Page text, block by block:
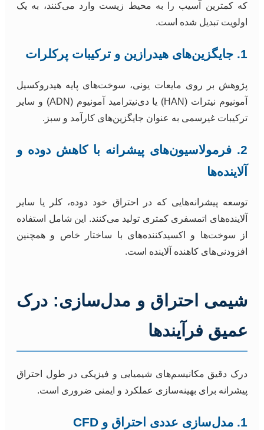
که کمترین آسیب را به محیط زیست وارد می‌کنند، به یک
اولویت تبدیل شده است.
1. جایگزین‌های هیدرازین و ترکیبات پرکلرات
پژوهش بر روی مایعات یونی، سوخت‌های پایه هیدروکسیل
آمونیوم نیترات (HAN) یا دی‌نیترامید آمونیوم (ADN) و سایر
ترکیبات غیرسمی به عنوان جایگزین‌های کارآمد و سبز.
2. فرمولاسیون‌های پیشرانه با کاهش دوده و
آلاینده‌ها
توسعه پیشرانه‌هایی که در احتراق خود دوده، کلر یا سایر
آلاینده‌های اتمسفری کمتری تولید می‌کنند. این شامل استفاده
از سوخت‌ها و اکسیدکننده‌های با ساختار خاص و همچنین
افزودنی‌های کاهنده آلاینده است.
شیمی احتراق و مدل‌سازی: درک
عمیق فرآیندها
درک دقیق مکانیسم‌های شیمیایی و فیزیکی در طول احتراق
پیشرانه برای بهینه‌سازی عملکرد و ایمنی ضروری است.
1. مدل‌سازی عددی احتراق و CFD